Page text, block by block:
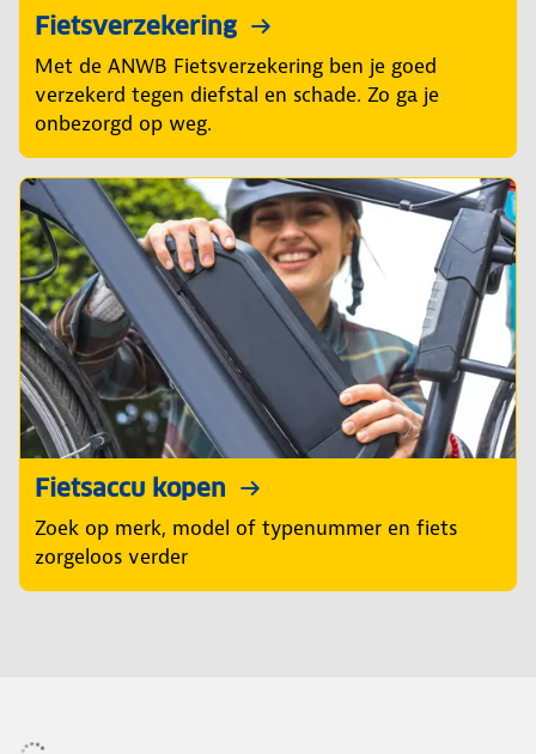
Fietsverzekering
Met de ANWB Fietsverzekering ben je goed
verzekerd tegen diefstal en schade. Zo ga je
onbezorgd op weg.
Fietsaccu kopen
Zoek op merk, model of typenummer en fiets
zorgeloos verder